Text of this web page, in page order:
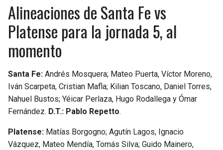
Alineaciones de Santa Fe vs
Platense para la jornada 5, al
momento
Santa Fe: Andrés Mosquera; Mateo Puerta, Víctor Moreno,
Iván Scarpeta, Cristian Mafla; Kilian Toscano, Daniel Torres,
Nahuel Bustos; Yéicar Perlaza, Hugo Rodallega y Ómar
Fernández. D.T.: Pablo Repetto.
Platense: Matías Borgogno; Agutín Lagos, Ignacio
Vázquez, Mateo Mendía, Tomás Silva; Guido Mainero,